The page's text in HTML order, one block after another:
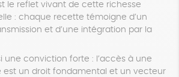
le reflet vivant de cette richesse
: chaque recette témoigne d’un
et d’une intégration par la
une conviction forte : l’accès à une
est un droit fondamental et un vecteur